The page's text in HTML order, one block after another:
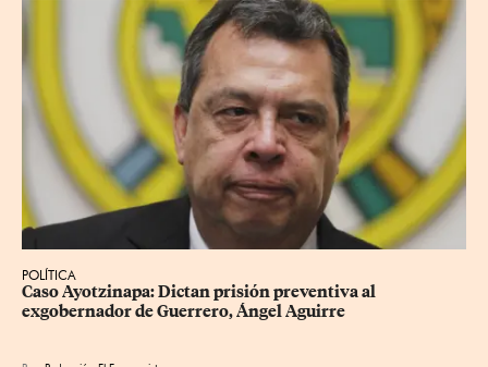
POLÍTICA
Caso Ayotzinapa: Dictan prisión preventiva al
exgobernador de Guerrero, Ángel Aguirre